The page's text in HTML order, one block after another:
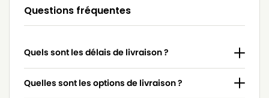
LG-
LG-GOLDSTAR 4200 (PASSION)
GOLDSTAR
LG-GOLDSTAR 5000 (PASSION)
LG-
GOLDSTAR
LG-GOLDSTAR BASIC (Série)
Questions fréquentes
Quels sont les délais de livraison ?
Quelles sont les options de livraison ?